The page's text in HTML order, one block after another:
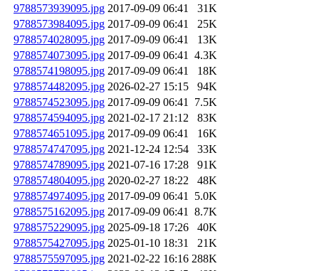
9788573939095.jpg 2017-09-09 06:41
31K
9788573984095.jpg 2017-09-09 06:41
25K
9788574028095.jpg 2017-09-09 06:41
13K
9788574073095.jpg 2017-09-09 06:41 4.3K
9788574198095.jpg 2017-09-09 06:41
18K
9788574482095.jpg 2026-02-27 15:15
94K
9788574523095.jpg 2017-09-09 06:41 7.5K
9788574594095.jpg 2021-02-17 21:12
83K
9788574651095.jpg 2017-09-09 06:41
16K
9788574747095.jpg 2021-12-24 12:54
33K
9788574789095.jpg 2021-07-16 17:28
91K
9788574804095.jpg 2020-02-27 18:22
48K
9788574974095.jpg 2017-09-09 06:41 5.0K
9788575162095.jpg 2017-09-09 06:41 8.7K
9788575229095.jpg 2025-09-18 17:26
40K
9788575427095.jpg 2025-01-10 18:31
21K
9788575597095.jpg 2021-02-22 16:16 288K